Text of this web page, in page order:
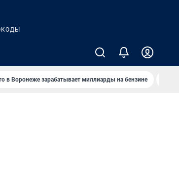
в Воронеже зарабатывает миллиарды на бензине